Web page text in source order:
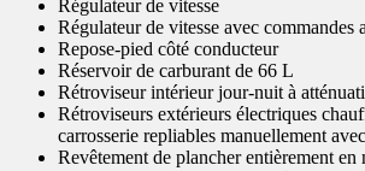
Régulateur de vitesse
Régulateur de vitesse avec commandes
Repose-pied côté conducteur
Réservoir de carburant de 66 L
Rétroviseur intérieur jour-nuit à
Rétroviseurs extérieurs électriques
carrosserie repliables manuellement
Revêtement de plancher entièrement en